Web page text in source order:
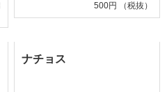
500円 （税抜）
ナチョス